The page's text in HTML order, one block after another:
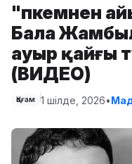
"Әпкемнен
Бала
ауыр қайғы
(ВИДЕО)
Қоғам 1 шілде, 2026•